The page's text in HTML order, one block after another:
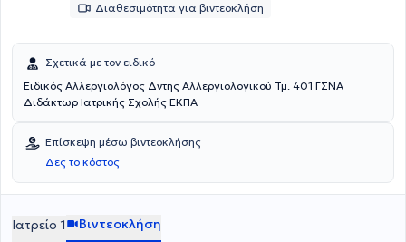
Διαθεσιμότητα για βιντεοκλήση
Σχετικά με τον ειδικό
Ειδικός Αλλεργιολόγος Δντης Αλλεργιολογικού Τμ. 401 ΓΣΝΑ
Διδάκτωρ Ιατρικής Σχολής ΕΚΠΑ
Επίσκεψη μέσω βιντεοκλήσης
Δες το κόστος
Ιατρείο 1 Βιντεοκλήση